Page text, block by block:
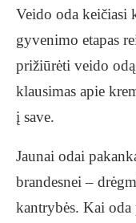
Veido oda keičiasi
gyvenimo etapas
prižiūrėti veido
klausimas apie
į save.
Jaunai odai
brandesnei –
kantrybės. Kai